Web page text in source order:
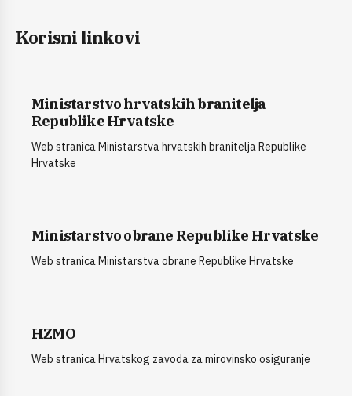
Korisni linkovi
Ministarstvo hrvatskih branitelja
Republike Hrvatske
Web stranica Ministarstva hrvatskih branitelja Republike
Hrvatske
Ministarstvo obrane Republike Hrvatske
Web stranica Ministarstva obrane Republike Hrvatske
HZMO
Web stranica Hrvatskog zavoda za mirovinsko osiguranje